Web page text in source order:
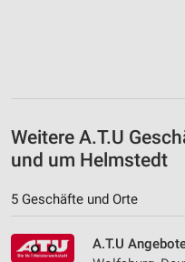
Weitere A.T.U
und um Helmstedt
5 Geschäfte und Orte
A.T.U